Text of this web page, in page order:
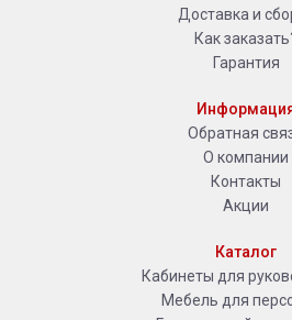
Доставка и
Как
Гарантия
Обратная
О компании
Контакты
Акции
Каталог
Кабинеты для
Мебель для